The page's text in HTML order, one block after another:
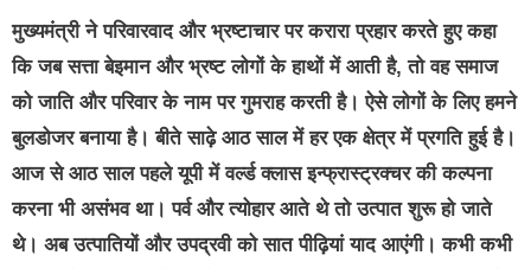
मुख्यमंत्री ने परिवारवाद और भ्रष्टाचार पर करारा प्रहार करते हुए कहा
कि जब सत्ता बेइमान और भ्रष्ट लोगों के हाथों में आती है, तो वह समाज
को जाति और परिवार के नाम पर गुमराह करती है। ऐसे लोगों के लिए हमने
बुलडोजर बनाया है। बीते साढ़े आठ साल में हर एक क्षेत्र में प्रगति हुई है।
आज से आठ साल पहले यूपी में वर्ल्ड क्लास इन्फ्रास्ट्रक्चर की कल्पना
करना भी असंभव था। पर्व और त्योहार आते थे तो उत्पात शुरू हो जाते
थे। अब उत्पातियों और उपद्रवी को सात पीढ़ियां याद आएंगी। कभी कभी